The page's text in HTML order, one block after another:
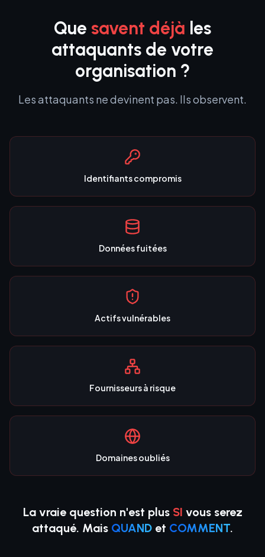
Que savent déjà les
attaquants de votre
organisation ?
Les attaquants ne devinent pas. Ils observent.
Identifiants compromis
Données fuitées
Actifs vulnérables
Fournisseurs à risque
Domaines oubliés
La vraie question n'est plus SI vous serez
attaqué. Mais QUAND et COMMENT.